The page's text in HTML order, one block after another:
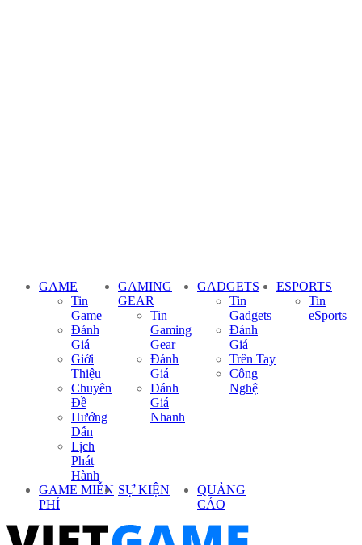
GAME
Tin
Game
Đánh
Giá
Giới
Thiệu
Chuyên
Đề
Hướng
Dẫn
Lịch
Phát
Hành
GAMING
GEAR
Tin
Gaming
Gear
Đánh
Giá
Đánh
Giá
Nhanh
GADGETS
Tin
Gadgets
Đánh
Giá
Trên Tay
Công
Nghệ
ESPORTS
Tin
eSports
GAME MIỄN
PHÍ
SỰ KIỆN
QUẢNG
CÁO